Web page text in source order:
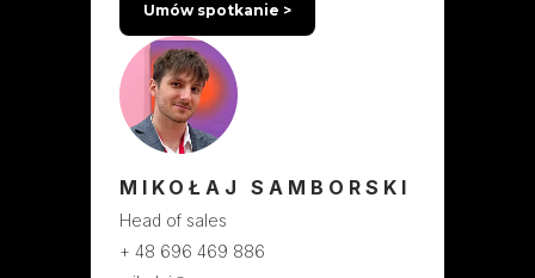
Umów spotkanie >
MIKOŁAJ SAMBORSKI
Head of sales
+ 48 696 469 886